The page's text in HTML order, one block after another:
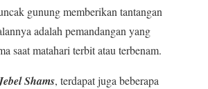
gunung memberikan tantangan
adalah pemandangan yang
saat matahari terbit atau terbenam.
Shams, terdapat juga beberapa